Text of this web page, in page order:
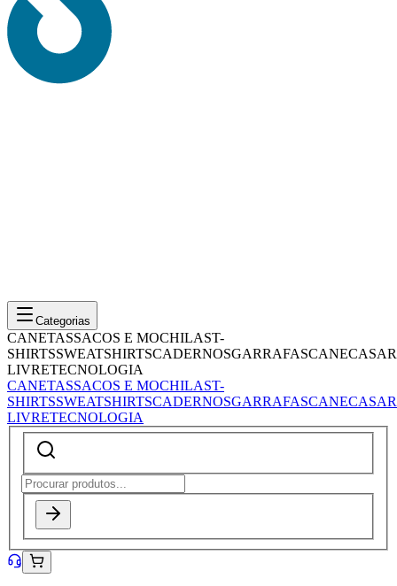
Categorias
CANETASSACOS E MOCHILAST-
SHIRTSSWEATSHIRTSCADERNOSGARRAFASCANECASAR
LIVRETECNOLOGIA
CANETASSACOS E MOCHILAST-
SHIRTSSWEATSHIRTSCADERNOSGARRAFASCANECASAR
LIVRETECNOLOGIA